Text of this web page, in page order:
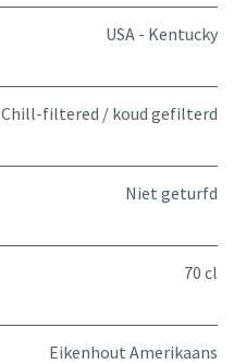
USA - Kentucky
Chill-filtered / koud gefilterd
Niet geturfd
70 cl
Eikenhout Amerikaans